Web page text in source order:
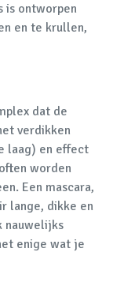
is ontworpen
en te krullen,
dat de
verdikken
laag) en effect
worden
Een mascara,
lange, dikke en
nauwelijks
enige wat je